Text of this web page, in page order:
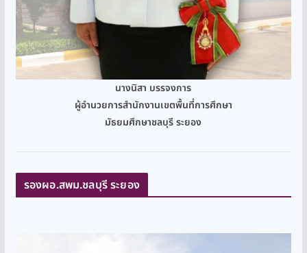
นางนิสา บรรจงการ
ผู้อำนวยการสำนักงานเขตพื้นที่การศึกษา
มัธยมศึกษาชลบุรี ระยอง
รองผอ.สพม.ชลบุรี ระยอง